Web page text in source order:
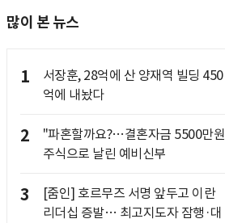
많이 본 뉴스
1
서장훈, 28억에 산 양재역 빌딩 450
억에 내놨다
2
"파혼할까요?…결혼자금 5500만원
주식으로 날린 예비신부
3
[줌인] 호르무즈 서명 앞두고 이란
리더십 증발… 최고지도자 잠행·대